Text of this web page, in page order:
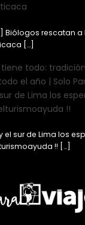
Biólogos rescatan
[…]
todo:
el año | Solo
de Lima los
!!
y el sur de Lima los
!! […]